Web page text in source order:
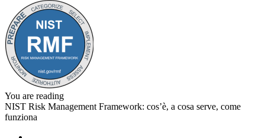
You are reading
NIST Risk Management Framework: cos’è, a cosa serve, come
funziona